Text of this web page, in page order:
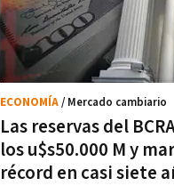
Las reservas del
los u$s50.000 M y
récord en casi siete
ECONOMÍA/ Mercado cambiario